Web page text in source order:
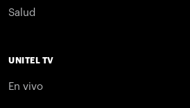
Salud
UNITEL TV
En vivo